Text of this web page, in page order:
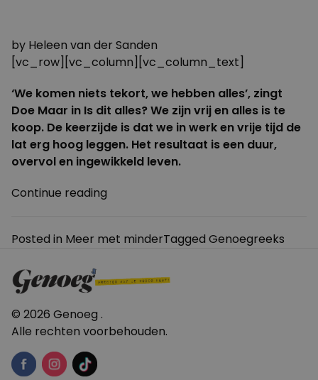
by Heleen van der Sanden
[vc_row][vc_column][vc_column_text]
‘We komen niets tekort, we hebben alles’, zingt
Doe Maar in Is dit alles? We zijn vrij en alles is te
koop. De keerzijde is dat we in werk en vrije tijd de
lat erg hoog leggen. Het resultaat is een duur,
overvol en ingewikkeld leven.
Continue reading
genoeg”
Posted in Meer met minderTagged Genoegreeks
© 2026 Genoeg .
Alle rechten voorbehouden.